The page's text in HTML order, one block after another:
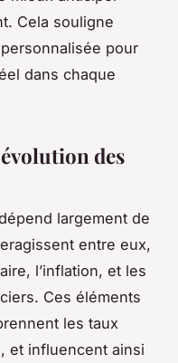
Cela souligne
personnalisée pour
dans chaque
des
largement de
entre eux,
l’inflation, et les
Ces éléments
les taux
et influencent ainsi